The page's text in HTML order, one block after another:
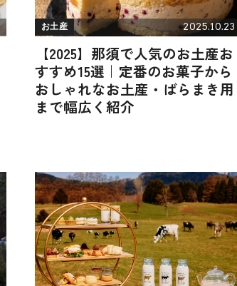
お土産 2025.10.23
【2025】那須で人気のお土産お
すすめ15選｜定番のお菓子から
おしゃれなお土産・ばらまき用
まで幅広く紹介